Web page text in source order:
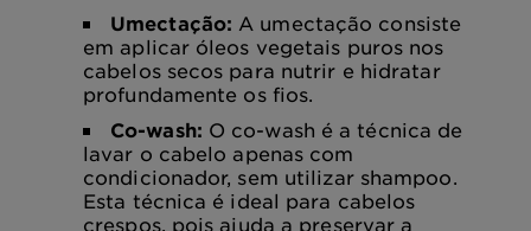
Umectação: A umectação consiste
em aplicar óleos vegetais puros nos
cabelos secos para nutrir e hidratar
profundamente os fios.
Co-wash: O co-wash é a técnica de
lavar o cabelo apenas com
condicionador, sem utilizar shampoo.
Esta técnica é ideal para cabelos
crespos, pois ajuda a preservar a